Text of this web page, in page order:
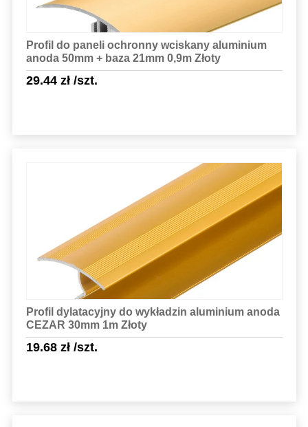
Profil do paneli ochronny wciskany aluminium
anoda 50mm + baza 21mm 0,9m Złoty
29.44 zł/szt.
Sprawdź szczegóły
Profil dylatacyjny do wykładzin aluminium anoda
CEZAR 30mm 1m Złoty
19.68 zł/szt.